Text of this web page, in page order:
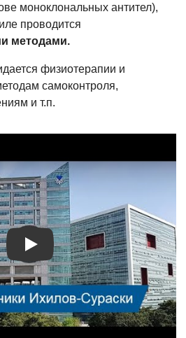
моноклональных антител),
проводится
методами.
физиотерапии и
самоконтроля,
и т.п.
Видео о лечении